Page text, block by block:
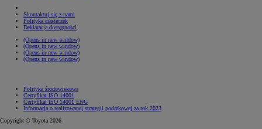
Skontaktuj się z nami
Polityka ciasteczek
Deklaracja dostępności
(Opens in new window)
(Opens in new window)
(Opens in new window)
(Opens in new window)
Polityka środowiskowa
Certyfikat ISO 14001
Certyfikat ISO 14001 ENG
Informacja o realizowanej strategii podatkowej za rok 2023
Copyright © Toyota 2026